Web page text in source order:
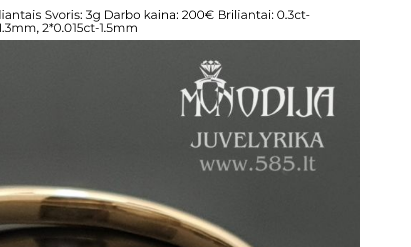
Svoris: 3g Darbo kaina: 200€ Briliantai: 0.3ct-
2*0.015ct-1.5mm